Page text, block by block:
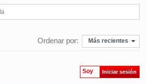
Ordenar por: Más recientes
Soy Iniciar sesión